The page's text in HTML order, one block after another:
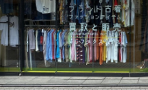
2017(36)